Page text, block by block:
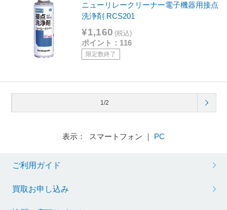
ニューリレークリーナー電子機器用接点
洗浄剤 RCS201
¥1,160 (税込)
ポイント：116
限定数終了
1/2
表示： スマートフォン ｜ PC
ご利用ガイド
買取お申し込み